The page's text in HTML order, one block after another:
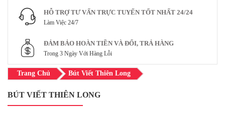
HỖ TRỢ TƯ VẤN TRỰC TUYẾN TỐT NHẤT 24/24
Làm Việc 24/7
ĐẢM BẢO HOÀN TIỀN VÀ ĐỔI, TRẢ HÀNG
Trong 3 Ngày Với Hàng Lỗi
Trang Chủ Bút Viết Thiên Long
BÚT VIẾT THIÊN LONG